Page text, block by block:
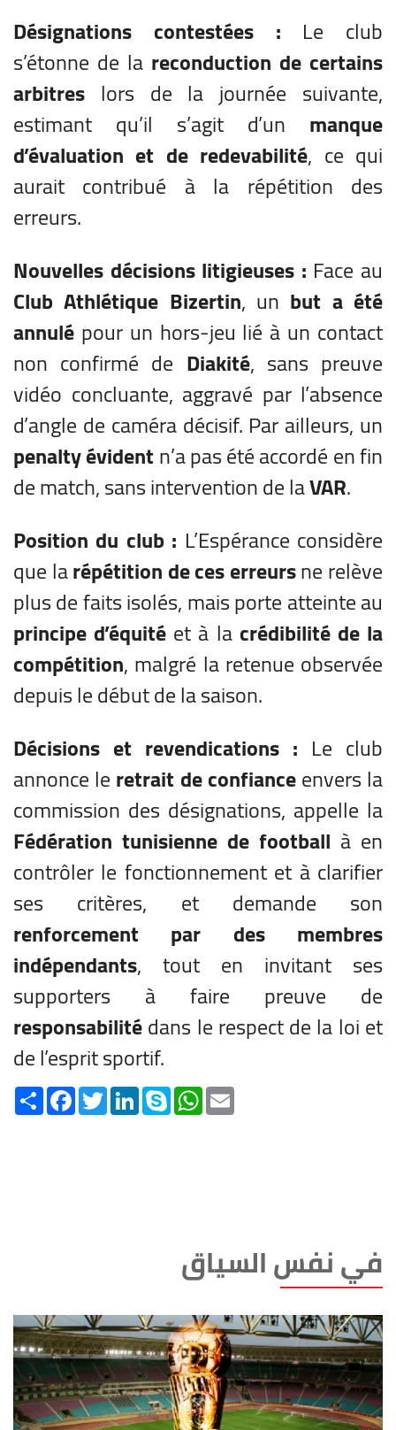
Désignations contestées : Le club
s’étonne de la reconduction de certains
arbitres lors de la journée suivante,
estimant qu’il s’agit d’un manque
d’évaluation et de redevabilité, ce qui
aurait contribué à la répétition des
erreurs.
Nouvelles décisions litigieuses : Face au
Club Athlétique Bizertin, un but a été
annulé pour un hors-jeu lié à un contact
non confirmé de Diakité, sans preuve
vidéo concluante, aggravé par l’absence
d’angle de caméra décisif. Par ailleurs, un
penalty évidentn’a pas été accordé en fin
de match, sans intervention de laVAR.
Position du club : L’Espérance considère
que larépétition de ces erreursne relève
plus de faits isolés, mais porte atteinte au
principe d’équité et à la crédibilité de la
compétition, malgré la retenue observée
depuis le début de la saison.
Décisions et revendications : Le club
annonce leretrait de confianceenvers la
commission des désignations, appelle la
Fédération tunisienne de football à en
contrôler le fonctionnement et à clarifier
ses critères, et demande son
renforcement par des membres
indépendants, tout en invitant ses
supporters à faire preuve de
responsabilitédans le respect de la loi et
de l’esprit sportif.
Share FacebookTwitterLinkedInSkype WhatsApp
في نفس السياق